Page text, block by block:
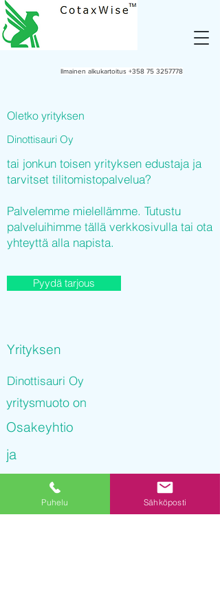
Ilmainen alkukartoitus +358 75 3257778
Oletko yrityksen
Dinottisauri Oy
tai jonkun toisen yrityksen edustaja ja
tarvitset tilitomistopalvelua?
Palvelemme mielellämme. Tutustu
palveluihimme tällä verkkosivulla tai ota
yhteyttä alla napista.
Pyydä tarjous
Yrityksen
Dinottisauri Oy
yritysmuoto on
Osakeyhtio
ja
Dinottisauri Oy
on rekisteröity kaupparekisteriin
Puhelu Sähköposti